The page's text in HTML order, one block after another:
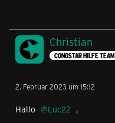
Christian
CONGSTAR HILFE TEAM
2. Februar 2023 um 15:12
Hallo Luc22 ,